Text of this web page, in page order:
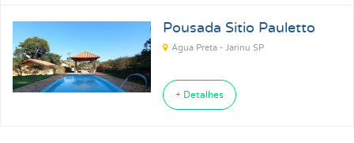
Pousada Sitio Pauletto
Água Preta - Jarinu SP
+ Detalhes